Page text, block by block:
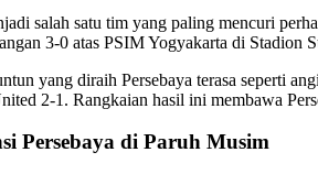
salah satu tim yang paling mencuri
3-0 atas PSIM Yogyakarta di Stadion
yang diraih Persebaya terasa seperti
2-1. Rangkaian hasil ini membawa
Persebaya di Paruh Musim